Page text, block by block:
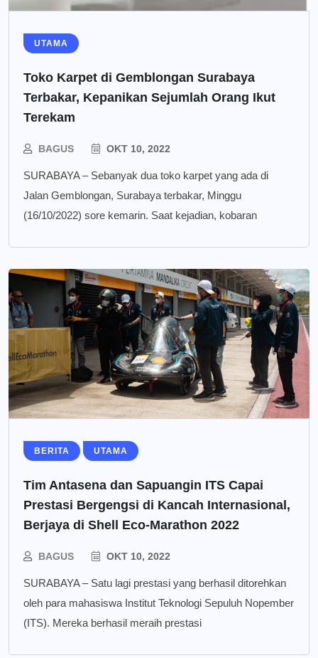
UTAMA
Toko Karpet di Gemblongan Surabaya
Terbakar, Kepanikan Sejumlah Orang Ikut
Terekam
BAGUS OKT 10, 2022
SURABAYA – Sebanyak dua toko karpet yang ada di
Jalan Gemblongan, Surabaya terbakar, Minggu
(16/10/2022) sore kemarin. Saat kejadian, kobaran
BERITA UTAMA
Tim Antasena dan Sapuangin ITS Capai
Prestasi Bergengsi di Kancah Internasional,
Berjaya di Shell Eco-Marathon 2022
BAGUS OKT 10, 2022
SURABAYA – Satu lagi prestasi yang berhasil ditorehkan
oleh para mahasiswa Institut Teknologi Sepuluh Nopember
(ITS). Mereka berhasil meraih prestasi